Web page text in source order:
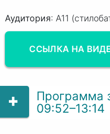
Аудитория: А11
ССЫЛКА НА
Программа
09:52–13:14